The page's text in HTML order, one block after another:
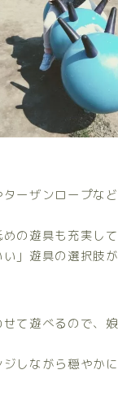
ーザンロープな
の遊具も充実して
い」遊具の選択肢
て遊べるので、
しながら穏やかに